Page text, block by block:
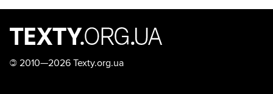
© 2010—2026 Texty.org.ua